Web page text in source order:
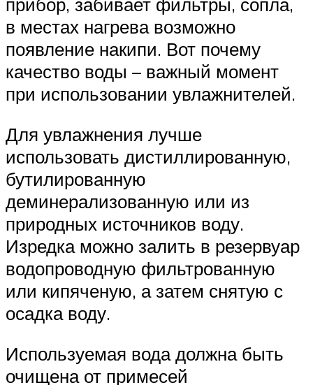
в местах нагрева возможно
появление накипи. Вот почему
качество воды – важный момент
при использовании увлажнителей.
Для увлажнения лучше
использовать дистиллированную,
бутилированную
деминерализованную или из
природных источников воду.
Изредка можно залить в резервуар
водопроводную фильтрованную
или кипяченую, а затем снятую с
осадка воду.
Используемая вода должна быть
очищена от примесей